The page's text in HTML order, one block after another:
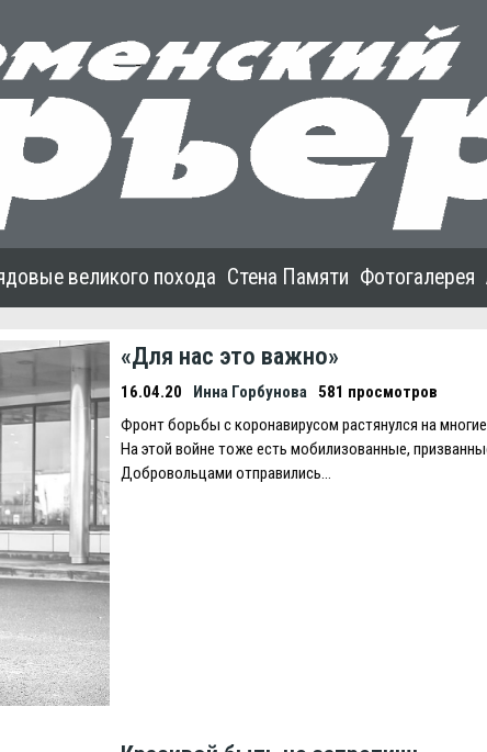
великого похода Стена Памяти Фотогалерея
«Для нас это важно»
16.04.20 Инна Горбунова 581 просмотров
Фронт борьбы с коронавирусом растянулся на
На этой войне тоже есть мобилизованные,
Добровольцами отправились…